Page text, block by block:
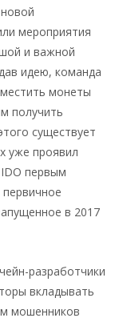
мероприятия
и важной
идею, команда
монеты
получить
существует
уже проявил
первым
в 2017
разработчики
вкладывать
мошенников